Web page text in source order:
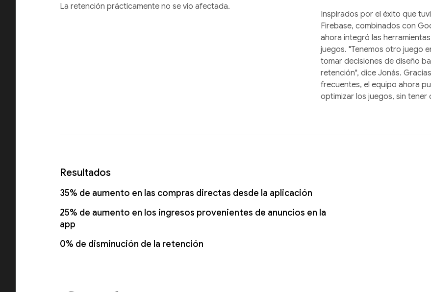
La retención prácticamente no se vio afectada.
Inspirados por el éxito que
Firebase, combinados con
ahora integró las
juegos. "Tenemos otro juego
tomar decisiones de diseño
retención", dice Jonás.
frecuentes, el equipo ahora
optimizar los juegos, sin tener
Resultados
35% de aumento en las compras directas desde la aplicación
25% de aumento en los ingresos provenientes de anuncios en la
app
0% de disminución de la retención